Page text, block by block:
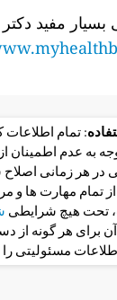
بسیار مفید
: تمام اطلاعات
به عدم اطمینان
هر زمانی اصلاح
از تمام مهارت ها و
تحت هیچ شرایطی
آن برای هر گونه از
مسئولیتی را